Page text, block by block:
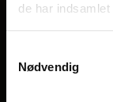
de har
Nødvendig